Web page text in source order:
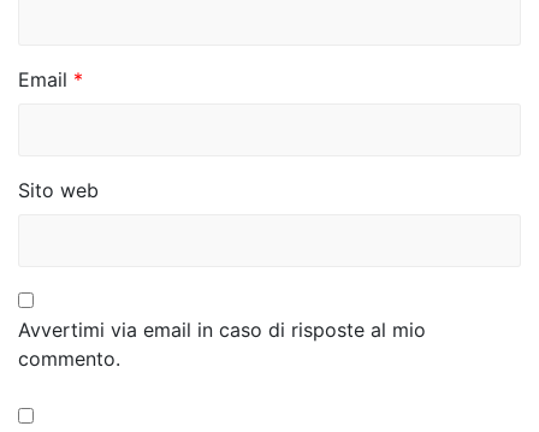
o
Email *
Sito web
Avvertimi via email in caso di risposte al mio
commento.